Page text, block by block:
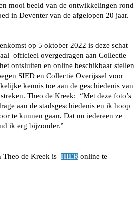
mooi beeld van de ontwikkelingen rond
in Deventer van de afgelopen 20 jaar.
op 5 oktober 2022 is deze schat
officieel overgedragen aan Collectie
ontsluiten en online beschikbaar stellen
SIED en Collectie Overijssel voor
kennis toe aan de geschiedenis van
Theo de Kreek: “Met deze foto’s
aan de stadsgeschiedenis en ik hoop
te kunnen gaan. Dat nu iedereen ze
ik erg bijzonder.”
Theo de Kreek is HIER online te